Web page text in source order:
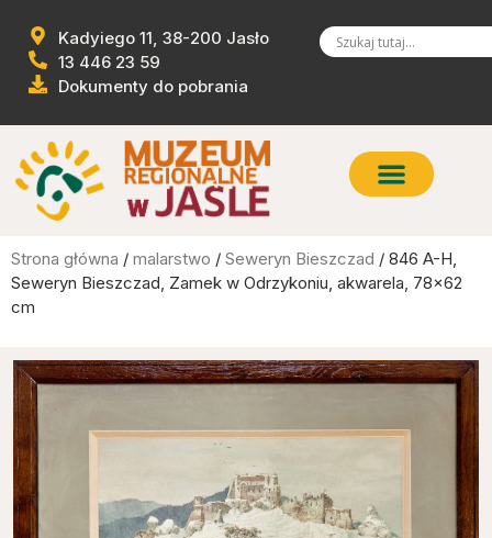
Kadyiego 11, 38-200 Jasło
13 446 23 59
Dokumenty do pobrania
Strona główna / malarstwo / Seweryn Bieszczad / 846 A-H,
Seweryn Bieszczad, Zamek w Odrzykoniu, akwarela, 78×62
cm